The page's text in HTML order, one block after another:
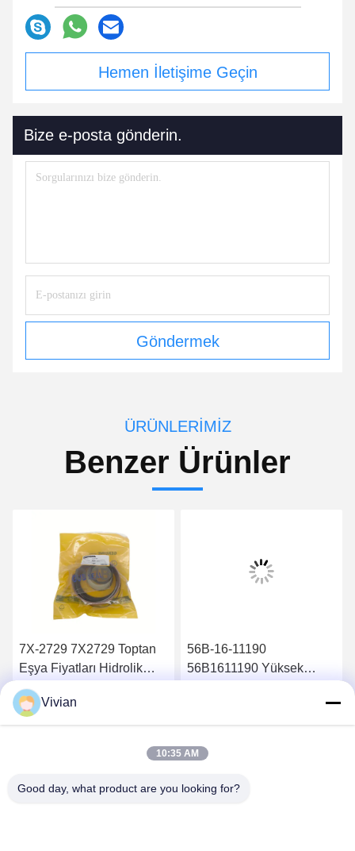
Hemen İletişime Geçin
Bize e-posta gönderin.
Göndermek
ÜRÜNLERIMIZ
Benzer Ürünler
7X-2729 7X2729 Toptan
Eşya Fiyatları Hidrolik
Silindir Conta Takımı
826BEn İyi Fiyatı Alın
56B-16-11190
56B1611190 Yüksek
HM400-2 HM350-2
Vivian
10:35 AM
Good day, what product are you looking for?